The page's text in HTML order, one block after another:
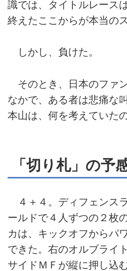
識では、タイトルレース
終えたここからが本当の
しかし、負けた。
そのとき、日本のファ
なかで、ある者は悲痛な
本山は、何を考えていたの
「切り札」の予
４＋４。ディフェンス
ールドで４人ずつの２枚
カは、キックオフからパ
できた。右のオルブライ
サイドＭＦが縦に押し込